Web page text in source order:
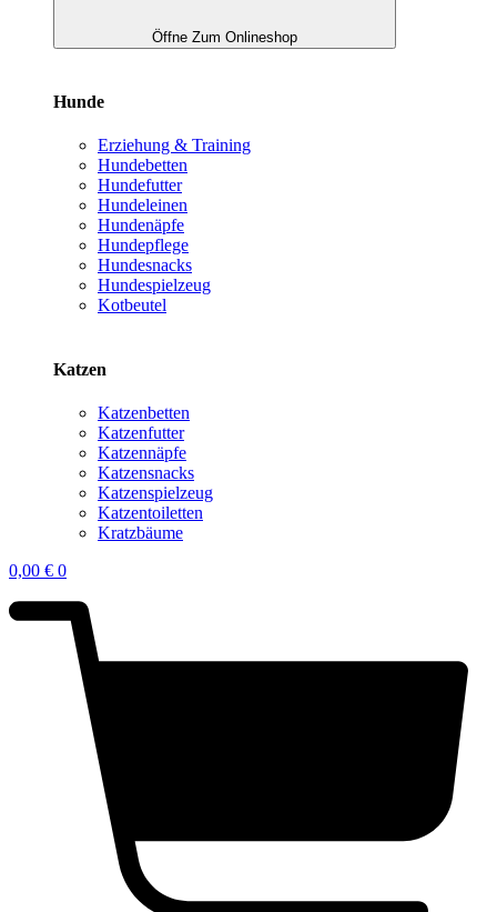
Öffne Zum Onlineshop
Hunde
Erziehung & Training
Hundebetten
Hundefutter
Hundeleinen
Hundenäpfe
Hundepflege
Hundesnacks
Hundespielzeug
Kotbeutel
Katzen
Katzenbetten
Katzenfutter
Katzennäpfe
Katzensnacks
Katzenspielzeug
Katzentoiletten
Kratzbäume
0,00 € 0